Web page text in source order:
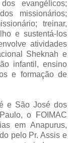
evangélicos;
missionários;
treinar,
e sustentá-los
atividades
Sheknah e
infantil, ensino
e formação de
e São José dos
o FOIMAC
em Anapurus,
pelo Pr. Assis e